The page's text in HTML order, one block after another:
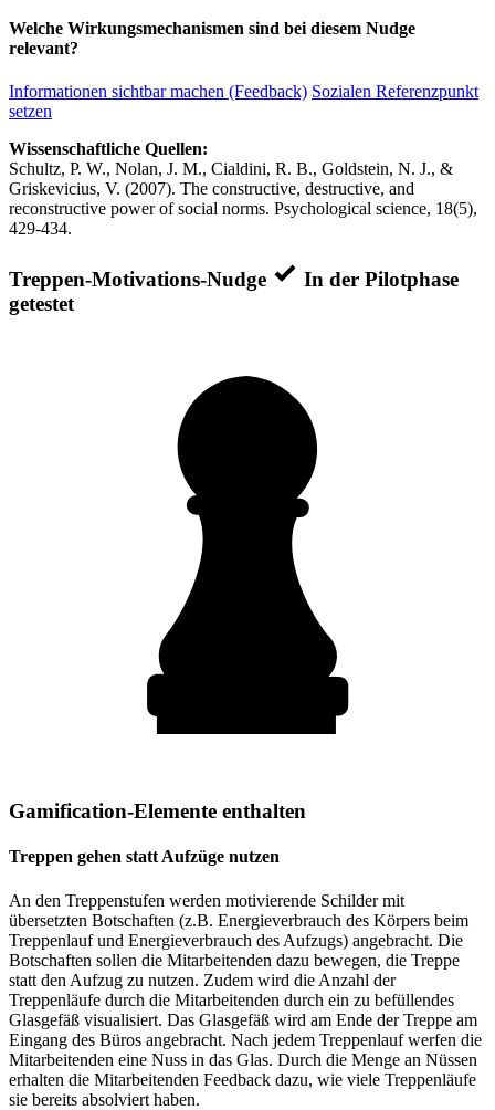
Welche Wirkungsmechanismen sind bei diesem Nudge
relevant?
Informationen sichtbar machen (Feedback) Sozialen Referenzpunkt
setzen
Wissenschaftliche Quellen:
Schultz, P. W., Nolan, J. M., Cialdini, R. B., Goldstein, N. J., &
Griskevicius, V. (2007). The constructive, destructive, and
reconstructive power of social norms. Psychological science, 18(5),
429-434.
Treppen-Motivations-Nudge
In der Pilotphase
getestet
Gamification-Elemente enthalten
Treppen gehen statt Aufzüge nutzen
An den Treppenstufen werden motivierende Schilder mit
übersetzten Botschaften (z.B. Energieverbrauch des Körpers beim
Treppenlauf und Energieverbrauch des Aufzugs) angebracht. Die
Botschaften sollen die Mitarbeitenden dazu bewegen, die Treppe
statt den Aufzug zu nutzen. Zudem wird die Anzahl der
Treppenläufe durch die Mitarbeitenden durch ein zu befüllendes
Glasgefäß visualisiert. Das Glasgefäß wird am Ende der Treppe am
Eingang des Büros angebracht. Nach jedem Treppenlauf werfen die
Mitarbeitenden eine Nuss in das Glas. Durch die Menge an Nüssen
erhalten die Mitarbeitenden Feedback dazu, wie viele Treppenläufe
sie bereits absolviert haben.